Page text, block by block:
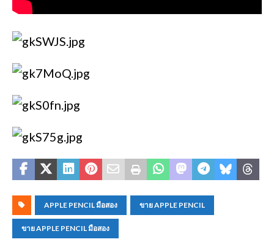
APPLE PENCIL มือสอง ขาย APPLE PENCIL
ขาย APPLE PENCIL มือสอง